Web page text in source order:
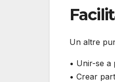
Un altre
• Unir-se a
• Crear